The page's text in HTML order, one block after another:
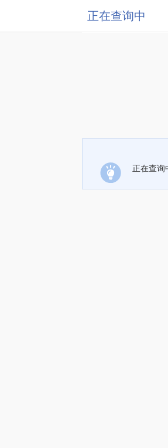
正在查询中
正在查询